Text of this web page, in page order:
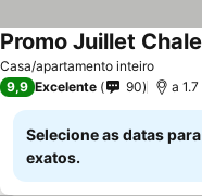
Casa/apartamento inteiro
9,9 Excelente 90 a
Selecione as datas
exatos.